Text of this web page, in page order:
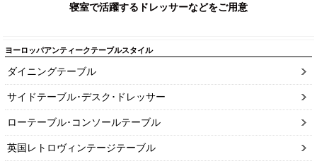
寝室で活躍するドレッサーなどをご用意
ヨーロッパアンティークテーブルスタイル
ダイニングテーブル
サイドテーブル･デスク･ドレッサー
ローテーブル･コンソールテーブル
英国レトロヴィンテージテーブル